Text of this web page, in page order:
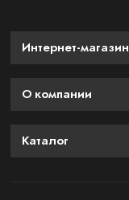
Интернет-магазин
О компании
Каталог